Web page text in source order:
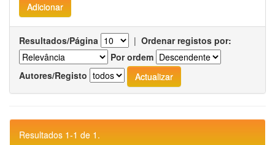
Resultados/Página | Ordenar registos por:
Por ordem
Autores/Registo
Resultados 1-1 de 1.